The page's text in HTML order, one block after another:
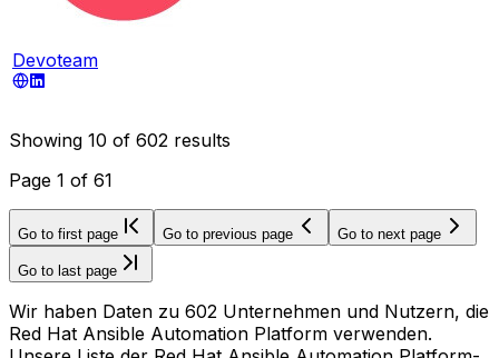
Devoteam
Showing 10 of 602 results
Page 1 of 61
Go to first page Go to previous page Go to next page
Go to last page
Wir haben Daten zu 602 Unternehmen und Nutzern, die
Red Hat Ansible Automation Platform verwenden.